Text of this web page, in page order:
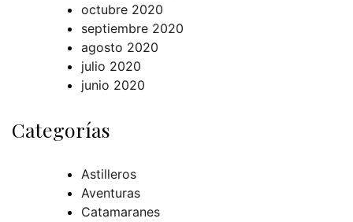
octubre 2020
septiembre 2020
agosto 2020
julio 2020
junio 2020
Categorías
Astilleros
Aventuras
Catamaranes